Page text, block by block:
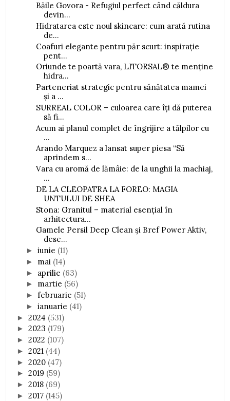
Băile Govora - Refugiul perfect când căldura
devin...
Hidratarea este noul skincare: cum arată rutina
de...
Coafuri elegante pentru păr scurt: inspirație
pent...
Oriunde te poartă vara, LITORSAL® te menține
hidra...
Parteneriat strategic pentru sănătatea mamei
și a ...
SURREAL COLOR – culoarea care îți dă puterea
să fi...
Acum ai planul complet de îngrijire a tălpilor cu
...
Arando Marquez a lansat super piesa “Să
aprindem s...
Vara cu aromă de lămâie: de la unghii la machiaj,
...
DE LA CLEOPATRA LA FOREO: MAGIA
UNTULUI DE SHEA
Stona: Granitul – material esențial în
arhitectura...
Gamele Persil Deep Clean și Bref Power Aktiv,
dese...
►iunie (11)
► mai (14)
► aprilie (63)
► martie (56)
►februarie (51)
►ianuarie (41)
►2024 (531)
►2023 (179)
►2022 (107)
►2021 (44)
►2020 (47)
►2019 (59)
►2018 (69)
►2017 (145)